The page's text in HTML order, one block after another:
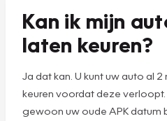
Kan ik mijn
laten keuren?
Ja dat kan. U kunt uw auto al
keuren voordat deze
gewoon uw oude APK datum